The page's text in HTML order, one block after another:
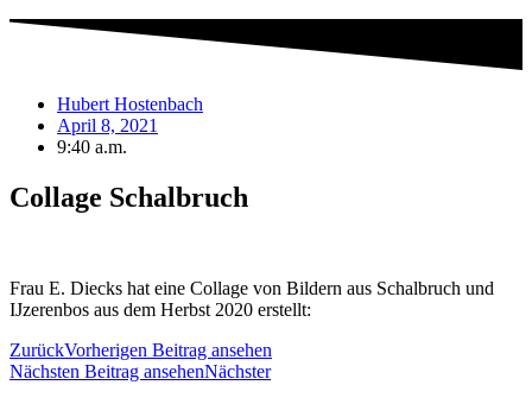
Hubert Hostenbach
April 8, 2021
9:40 a.m.
Collage Schalbruch
Frau E. Diecks hat eine Collage von Bildern aus Schalbruch und
IJzerenbos aus dem Herbst 2020 erstellt:
ZurückVorherigen Beitrag ansehen
Nächsten Beitrag ansehenNächster